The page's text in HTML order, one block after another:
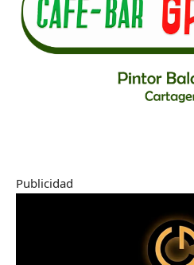
Publicidad